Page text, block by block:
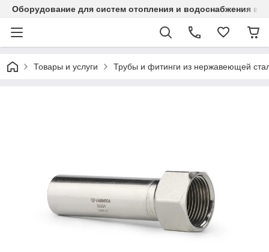
Оборудование для систем отопления и водоснабжения в
Товары и услуги Трубы и фитинги из нержавеющей